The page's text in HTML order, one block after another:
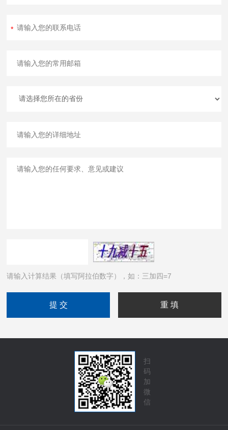
请输入计算结果（填写阿拉伯数字），如：三加四=7
扫
码
加
微
信